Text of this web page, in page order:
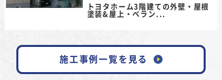
トヨタホーム3階建ての外壁・屋根
塗装&屋上・ベラン...
施工事例一覧を見る